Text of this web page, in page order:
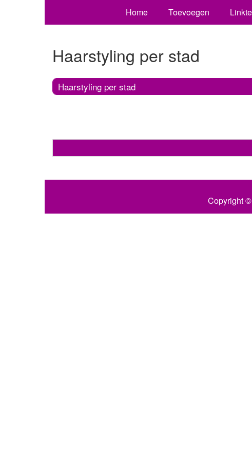
Home Toevoegen
Haarstyling per stad
Haarstyling per stad
Copyright